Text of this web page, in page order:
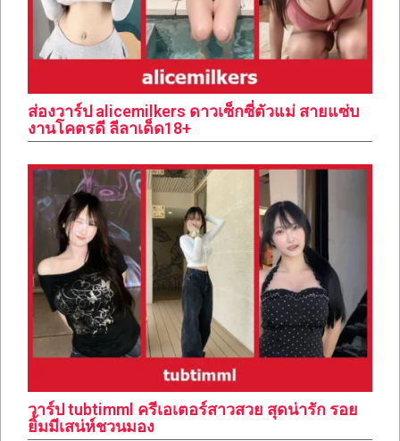
ส่องวาร์ป alicemilkers ดาวเซ็กซี่ตัวแม่ สายแซ่บ
งานโคตรดี ลีลาเด็ด18+
วาร์ป tubtimml ครีเอเตอร์สาวสวย สุดน่ารัก รอย
ยิ้มมีเสน่ห์ชวนมอง